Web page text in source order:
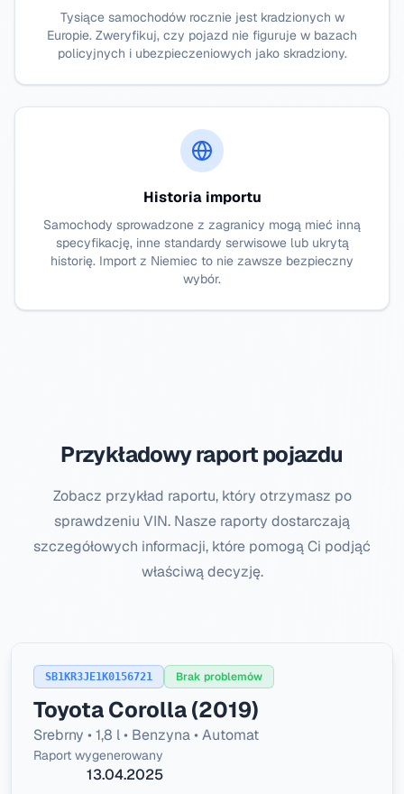
Tysiące samochodów rocznie jest kradzionych w
Europie. Zweryfikuj, czy pojazd nie figuruje w bazach
policyjnych i ubezpieczeniowych jako skradziony.
Historia importu
Samochody sprowadzone z zagranicy mogą mieć inną
specyfikację, inne standardy serwisowe lub ukrytą
historię. Import z Niemiec to nie zawsze bezpieczny
wybór.
Przykładowy raport pojazdu
Zobacz przykład raportu, który otrzymasz po
sprawdzeniu VIN. Nasze raporty dostarczają
szczegółowych informacji, które pomogą Ci podjąć
właściwą decyzję.
SB1KR3JE1K0156721 Brak problemów
Toyota Corolla (2019)
Srebrny • 1,8 l • Benzyna • Automat
Raport wygenerowany
13.04.2025